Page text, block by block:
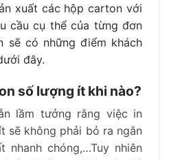
xuất các hộp carton với
cầu cụ thể của từng đơn
sẽ có những điểm khách
đây.
số lượng ít khi nào?
lầm tưởng rằng việc in
sẽ không phải bỏ ra ngân
nhanh chóng,…Tuy nhiên